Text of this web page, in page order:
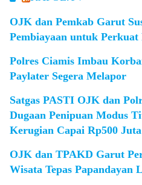
OJK dan Pemkab Garut
Pembiayaan untuk Perkuat
Polres Ciamis Imbau
Paylater Segera Melapor
Satgas PASTI OJK dan
Dugaan Penipuan Modus
Kerugian Capai Rp500 Juta
OJK dan TPAKD Garut
Wisata Tepas Papandayan